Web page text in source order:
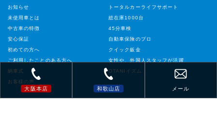
お知らせ
未使用車とは
中古車の特徴
安心保証
初めての方へ
ご利用したことのある方へ
納車式
お客様の声
トータルカーライフサポート
総在庫1000台
45分車検
自動車保険のプロ
クイック鈑金
女性や、外国人スタッフが活躍
OTANIイズム
大阪本店 和歌山店 メール